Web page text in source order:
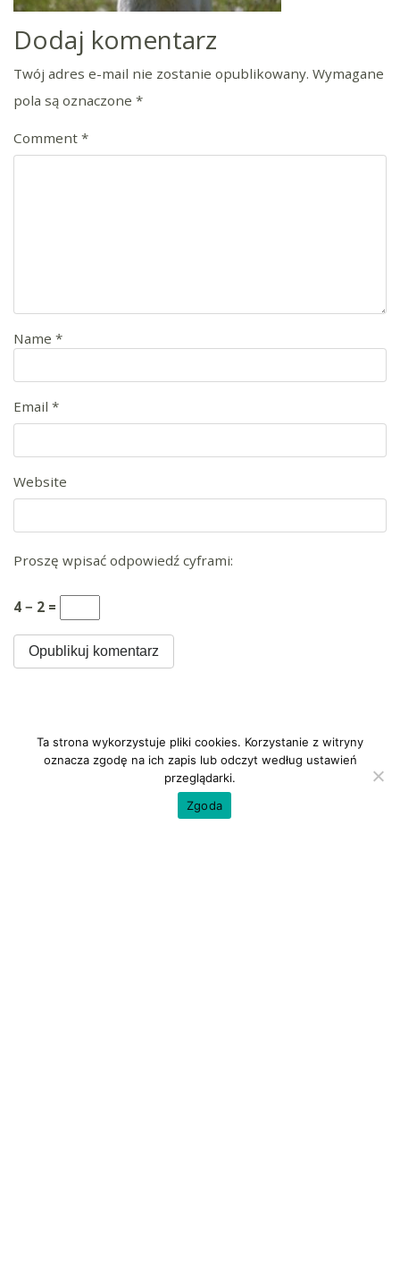
Dodaj komentarz
Twój adres e-mail nie zostanie opublikowany. Wymagane
pola są oznaczone *
Comment *
Name *
Email *
Website
Proszę wpisać odpowiedź cyframi:
4 − 2 =
Ta strona wykorzystuje pliki cookies. Korzystanie z witryny
oznacza zgodę na ich zapis lub odczyt według ustawień
przeglądarki.
Zgoda